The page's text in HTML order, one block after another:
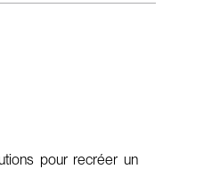
pour recréer un